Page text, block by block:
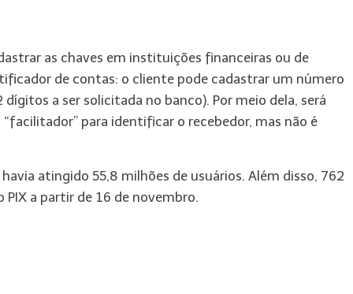
as chaves em instituições financeiras ou de
de contas: o cliente pode cadastrar um número
dígitos a ser solicitada no banco). Por meio dela, será
para identificar o recebedor, mas não é
atingido 55,8 milhões de usuários. Além disso, 762
a partir de 16 de novembro.